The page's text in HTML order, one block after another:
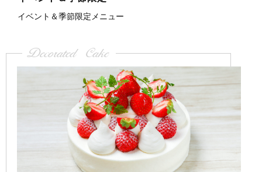
イベント＆季節限定メニュー
Decorated Cake